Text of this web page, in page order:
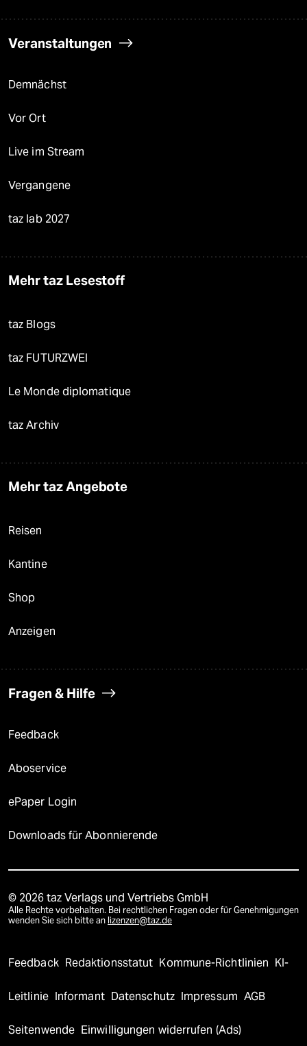
Veranstaltungen
Demnächst
Vor Ort
Live im Stream
Vergangene
taz lab 2027
Mehr taz Lesestoff
taz Blogs
taz FUTURZWEI
Le Monde diplomatique
taz Archiv
Mehr taz Angebote
Reisen
Kantine
Shop
Anzeigen
Fragen & Hilfe
Feedback
Aboservice
ePaper Login
Downloads für Abonnierende
© 2026 taz Verlags und Vertriebs GmbH
Alle Rechte vorbehalten. Bei rechtlichen Fragen oder für Genehmigungen
wenden Sie sich bitte an lizenzen@taz.de
Feedback Redaktionsstatut Kommune-Richtlinien KI-
Leitlinie Informant Datenschutz Impressum AGB
Seitenwende Einwilligungen widerrufen (Ads)